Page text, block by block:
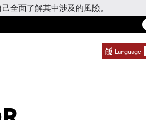
全面了解其中涉及的風險。
Language